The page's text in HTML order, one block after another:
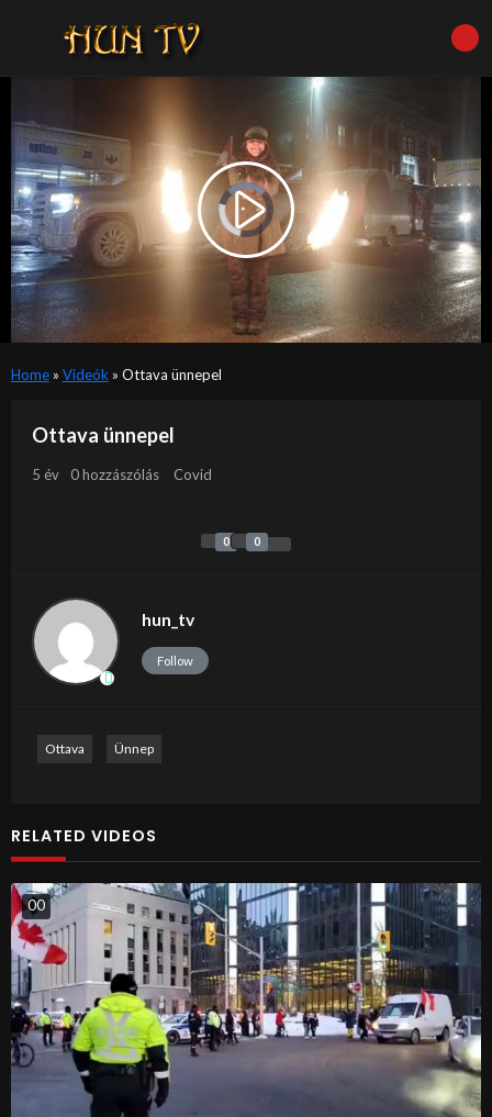
Video
Player
is
loading.Play
Video
Home» Videók » Ottava ünnepel
Ottava ünnepel
5 év 0 hozzászólás Covid
0 0
hun_tv
Follow
Ottava Ünnep
RELATED VIDEOS
00